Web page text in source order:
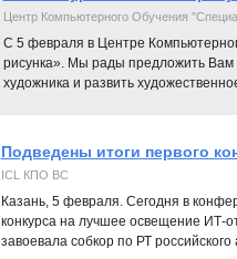
Центр Компьютерного Обучения
С 5 февраля в Центре
рисунка». Мы рады предложить Вам
художника и развить
Подведены итоги первого
ICL КПО ВС
Казань, 5 февраля. Сегодня в
конкурса на лучшее освещение ИТ-
завоевала собкор по РТ